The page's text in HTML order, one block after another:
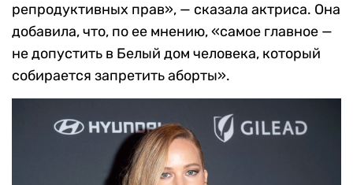
репродуктивных прав», — сказала актриса. Она
добавила, что, по ее мнению, «самое главное —
не допустить в Белый дом человека, который
собирается запретить аборты».